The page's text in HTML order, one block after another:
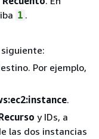
1 .
Por ejemplo,
.
y IDs, a
las dos instancias